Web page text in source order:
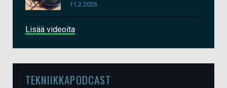
11.2.2026
Lisää videoita
TEKNIIKKAPODCAST